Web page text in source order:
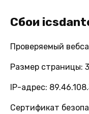
Сбои
Проверяемый
Размер страницы:
IP-адрес:
Сертификат